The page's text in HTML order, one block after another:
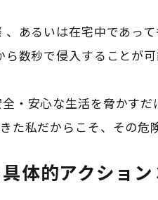
、あるいは在宅中であっ
数秒で侵入することが
・安心な生活を脅かす
私だからこそ、その危
体的アクション